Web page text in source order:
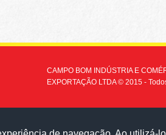
CAMPO BOM INDÚSTRIA E
EXPORTAÇÃO LTDA © 2015 -